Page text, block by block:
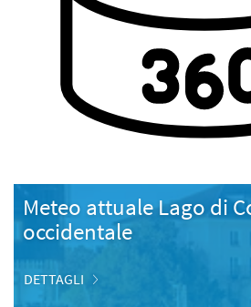
Meteo attuale Lago di
occidentale
DETTAGLI